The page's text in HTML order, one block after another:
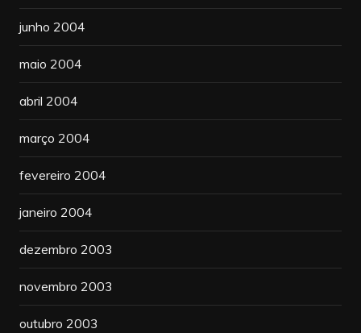
junho 2004
maio 2004
abril 2004
março 2004
fevereiro 2004
janeiro 2004
dezembro 2003
novembro 2003
outubro 2003